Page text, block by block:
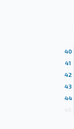
40
41
42
43
44